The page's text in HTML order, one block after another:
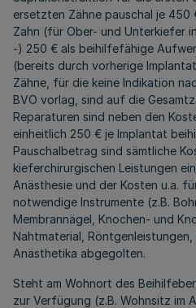
ersetzten Zähne pauschal je
Zahn (für Ober- und Unterkiefer
-) 250 € als beihilfefähige
(bereits durch vorherige
Zähne, für die keine Indikation
BVO vorlag, sind auf die
Reparaturen sind neben den
einheitlich 250 € je Implantat
Pauschalbetrag sind sämtliche
kieferchirurgischen Leistungen
Anästhesie und der Kosten u.a.
notwendige Instrumente (z.B.
Membrannägel, Knochen- und
Nahtmaterial,
Anästhetika abgegolten.
Steht am Wohnort des
zur Verfügung (z.B. Wohnsitz im